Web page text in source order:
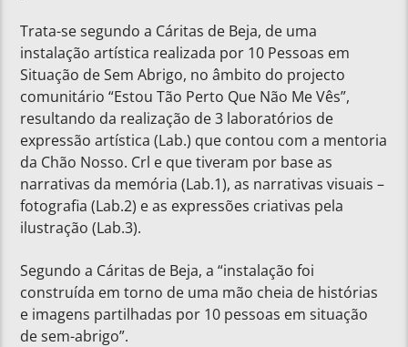
Trata-se segundo a Cáritas de Beja, de uma
instalação artística realizada por 10 Pessoas em
Situação de Sem Abrigo, no âmbito do projecto
comunitário “Estou Tão Perto Que Não Me Vês”,
resultando da realização de 3 laboratórios de
expressão artística (Lab.) que contou com a mentoria
da Chão Nosso. Crl e que tiveram por base as
narrativas da memória (Lab.1), as narrativas visuais –
fotografia (Lab.2) e as expressões criativas pela
ilustração (Lab.3).
Segundo a Cáritas de Beja, a “instalação foi
construída em torno de uma mão cheia de histórias
e imagens partilhadas por 10 pessoas em situação
de sem-abrigo”.